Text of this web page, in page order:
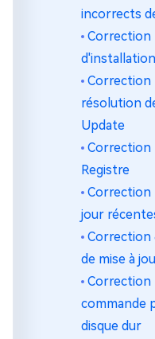
incorrects
Correction
Correction
résolution
Update
Correction
Registre
Correction
jour
Correction
de mise à
Correction
commande
disque dur